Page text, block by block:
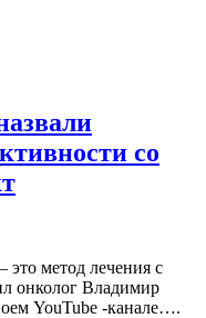
со
это метод лечения с
онколог Владимир
YouTube -канале….